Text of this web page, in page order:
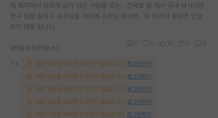
에 해외에서 강하게 살아 남은 사람들 또는.. 진짜로 잘 해서 국내 박사지만
연구 엄청 잘하고 교수님들 사이에 소문난 박사생.. 이 두가지 경우만 인정
하기 때문 입니다.
대댓글 8개 대댓글 쓰기
해당 댓글을 보려면 로그인이 필요합니다. 로그인하기
해당 댓글을 보려면 로그인이 필요합니다. 로그인하기
해당 댓글을 보려면 로그인이 필요합니다. 로그인하기
해당 댓글을 보려면 로그인이 필요합니다. 로그인하기
해당 댓글을 보려면 로그인이 필요합니다. 로그인하기